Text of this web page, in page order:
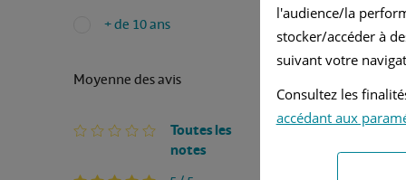
+ de 10 ans
Moyenne des avis
Toutes les
notes
l'audience/la
stocker/accéder à
suivant votre
Consultez les
accédant aux